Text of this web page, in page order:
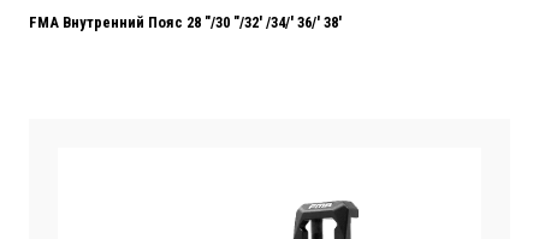
FMA Внутренний Пояс 28 "/30 "/32' /34/' 36/' 38'